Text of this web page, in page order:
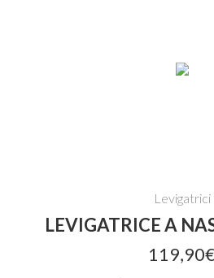
Levigatrici
LEVIGATRICE A